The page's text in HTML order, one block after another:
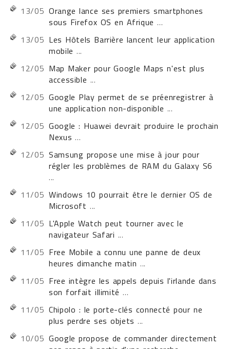
13/05 Orange lance ses premiers smartphones
sous Firefox OS en Afrique...
13/05 Les Hôtels Barrière lancent leur application
mobile ...
12/05 Map Maker pour Google Maps n'est plus
accessible ...
12/05 Google Play permet de se préenregistrer à
une application non-disponible ...
12/05 Google : Huawei devrait produire le prochain
Nexus ...
12/05 Samsung propose une mise à jour pour
régler les problèmes de RAM du Galaxy S6
...
11/05 Windows 10 pourrait être le dernier OS de
Microsoft ...
11/05 L'Apple Watch peut tourner avec le
navigateur Safari ...
11/05 Free Mobile a connu une panne de deux
heures dimanche matin ...
11/05 Free intègre les appels depuis l'irlande dans
son forfait illimité...
11/05 Chipolo : le porte-clés connecté pour ne
plus perdre ses objets ...
10/05 Google propose de commander directement